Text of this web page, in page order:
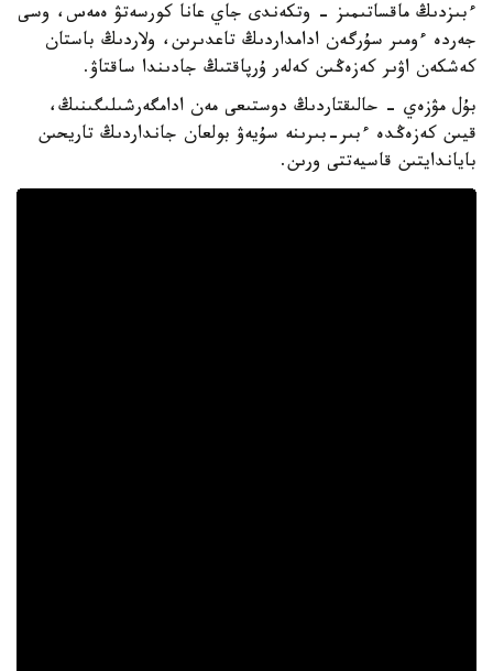
ءبىزدىڭ ماقساتىمىز - وتكەندى جاي عانا كورسەتۋ ەمەس، وسى
جەردە ءومىر سۇرگەن ادامداردىڭ تاعدىرىن، ولاردىڭ باستان
كەشكەن اۋىر كەزەڭىن كەلەر ۇرپاقتىڭ جادىندا ساقتاۋ.
بۇل مۋزەي - حالىقتاردىڭ دوستىعى مەن ادامگەرشىلىگىنىڭ،
قيىن كەزەڭدە ءبىر-بىرىنە سۇيەۋ بولعان جانداردىڭ تاريحىن
باياندايتىن قاسيەتتى ورىن.